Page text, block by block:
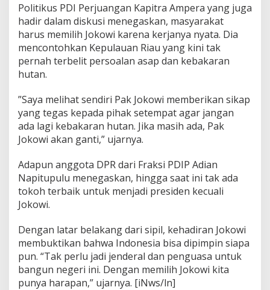
Politikus PDI Perjuangan Kapitra Ampera yang juga
hadir dalam diskusi menegaskan, masyarakat
harus memilih Jokowi karena kerjanya nyata. Dia
mencontohkan Kepulauan Riau yang kini tak
pernah terbelit persoalan asap dan kebakaran
hutan.
”Saya melihat sendiri Pak Jokowi memberikan sikap
yang tegas kepada pihak setempat agar jangan
ada lagi kebakaran hutan. Jika masih ada, Pak
Jokowi akan ganti,” ujarnya.
Adapun anggota DPR dari Fraksi PDIP Adian
Napitupulu menegaskan, hingga saat ini tak ada
tokoh terbaik untuk menjadi presiden kecuali
Jokowi.
Dengan latar belakang dari sipil, kehadiran Jokowi
membuktikan bahwa Indonesia bisa dipimpin siapa
pun. “Tak perlu jadi jenderal dan penguasa untuk
bangun negeri ini. Dengan memilih Jokowi kita
punya harapan,” ujarnya. [iNws/ln]